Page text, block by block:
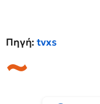
Πηγή:tvxs